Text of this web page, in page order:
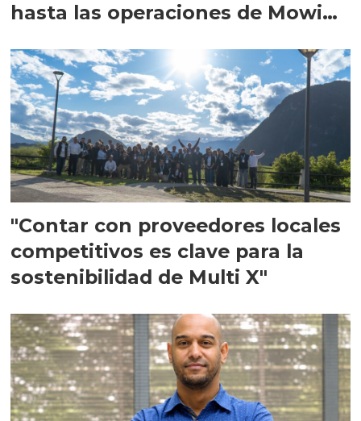
hasta las operaciones de Mowi
"Contar con proveedores locales
competitivos es clave para la
sostenibilidad de Multi X"